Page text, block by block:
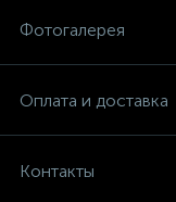
Фотогалерея
Оплата и доставка
Контакты